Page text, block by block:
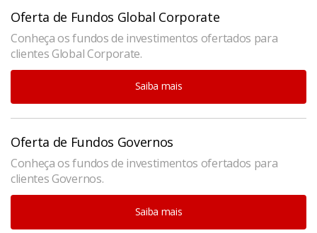
Oferta de Fundos Global Corporate
Conheça os fundos de investimentos ofertados para
clientes Global Corporate.
Saiba mais
Oferta de Fundos Governos
Conheça os fundos de investimentos ofertados para
clientes Governos.
Saiba mais